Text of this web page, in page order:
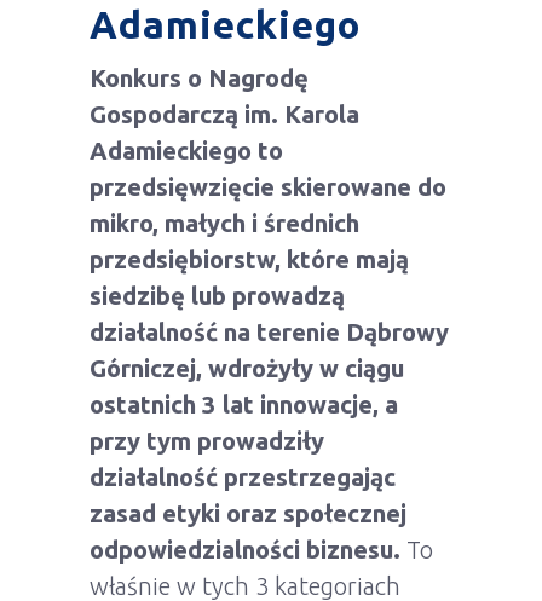
Adamieckiego
Konkurs o Nagrodę
Gospodarczą im. Karola
Adamieckiego to
przedsięwzięcie skierowane do
mikro, małych i średnich
przedsiębiorstw, które mają
siedzibę lub prowadzą
działalność na terenie Dąbrowy
Górniczej, wdrożyły w ciągu
ostatnich 3 lat innowacje, a
przy tym prowadziły
działalność przestrzegając
zasad etyki oraz społecznej
odpowiedzialności biznesu. To
właśnie w tych 3 kategoriach